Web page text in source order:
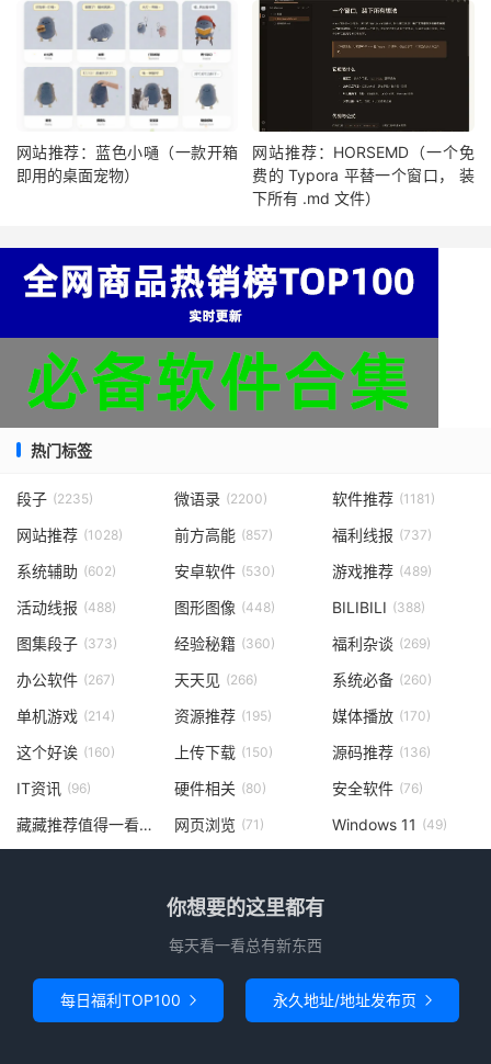
网站推荐：蓝色小嗵（一款开箱
即用的桌面宠物）
网站推荐：HORSEMD（一个免
费的 Typora 平替一个窗口， 装
下所有 .md 文件）
热门标签
段子 (2235) 微语录 (2200) 软件推荐 (1181)
网站推荐 (1028) 前方高能 (857) 福利线报 (737)
系统辅助 (602) 安卓软件 (530) 游戏推荐 (489)
活动线报 (488) 图形图像 (448) BILIBILI (388)
图集段子 (373) 经验秘籍 (360) 福利杂谈 (269)
办公软件 (267) 天天见 (266) 系统必备 (260)
单机游戏 (214) 资源推荐 (195) 媒体播放 (170)
这个好诶 (160) 上传下载 (150) 源码推荐 (136)
IT资讯 (96) 硬件相关 (80) 安全软件 (76)
藏藏推荐值得一看 网页浏览 (71) Windows 11 (49)
你想要的这里都有
每天看一看总有新东西
每日福利TOP100  永久地址/地址发布页 